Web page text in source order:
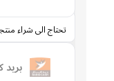
تحتاج الى شراء منتجات
بريد كاش